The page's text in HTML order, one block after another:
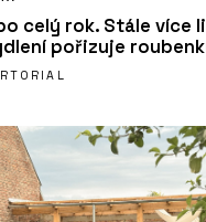
celý rok. Stále více
pořizuje